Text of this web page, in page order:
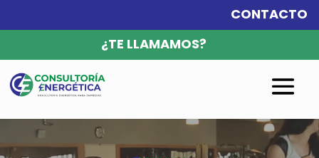
CONTACTO
¿TE LLAMAMOS?
Reproductor
de